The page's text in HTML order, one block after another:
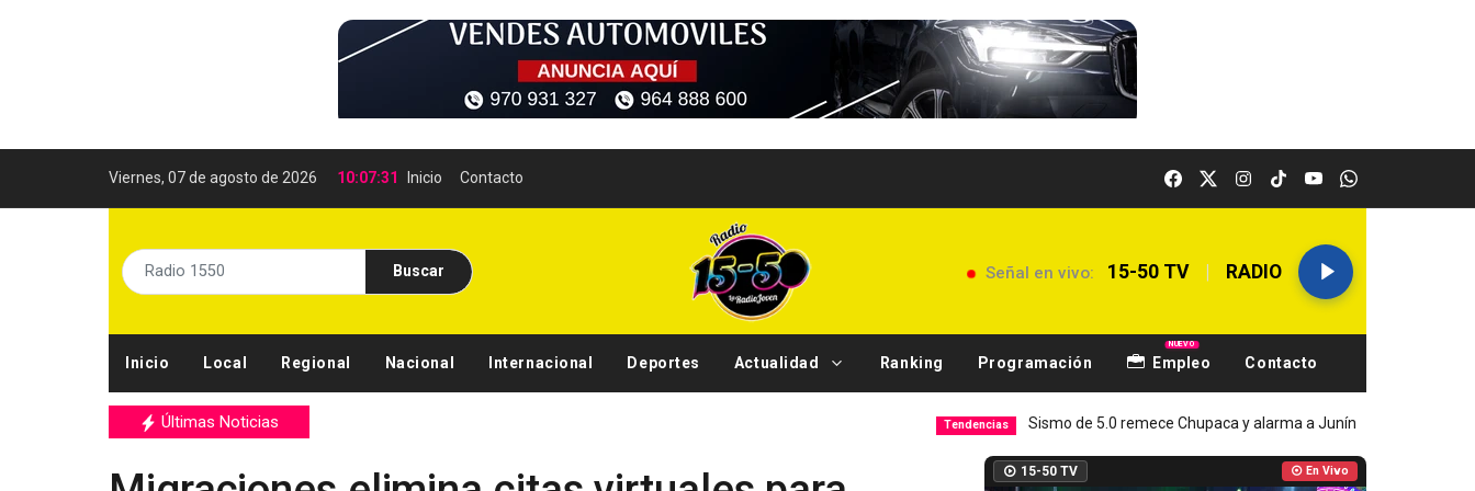
Viernes, 07 de agosto de 2026 10:07:32 Inicio Contacto
Buscar Señal en vivo: 15-50 TV | RADIO
Inicio Local Regional Nacional Internacional Deportes Actualidad Ranking Programación Empleo
NUEVO
Contacto
Últimas Noticias Sismo de 5.0 remece Chupaca y alarma a Junín Local Hospital El
15-50 TV En Vivo